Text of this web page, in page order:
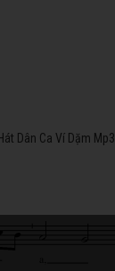
Dân Ca Ví Dặm Mp3